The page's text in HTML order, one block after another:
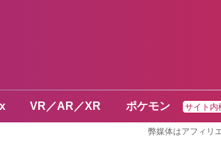
VR／AR／XR ポケモン
弊媒体はアフィリ